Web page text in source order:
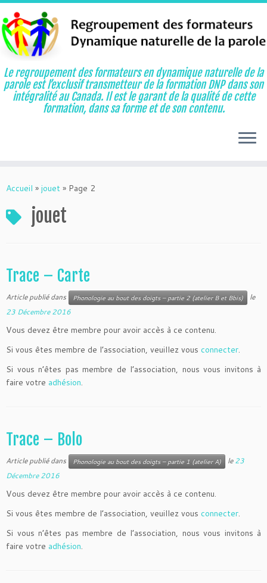
au
Le regroupement des formateurs en dynamique naturelle de la
parole est l’exclusif transmetteur de la formation DNP dans son
intégralité au Canada. Il est le garant de la qualité de cette
formation, dans sa forme et de son contenu.
Accueil » jouet » Page 2
jouet
Trace – Carte
Article publié dans Phonologie au bout des doigts – partie 2 (atelier B et Bbis)
le
23 Décembre 2016
Vous devez être membre pour avoir accès à ce contenu.
Si vous êtes membre de l’association, veuillez vous connecter.
Si vous n’êtes pas membre de l’association, nous vous invitons à
faire votre adhésion.
Trace – Bolo
Article publié dans Phonologie au bout des doigts – partie 1 (atelier A) le23
Décembre 2016
Vous devez être membre pour avoir accès à ce contenu.
Si vous êtes membre de l’association, veuillez vous connecter.
Si vous n’êtes pas membre de l’association, nous vous invitons à
faire votre adhésion.